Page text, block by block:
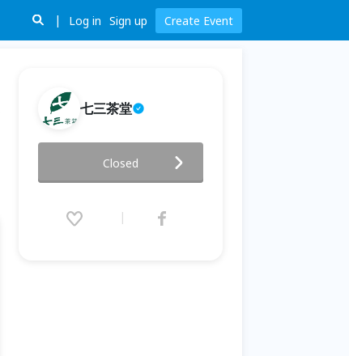
Log in Sign up Create Event
七三茶堂
手做花藝＋心靈繪畫課程
2015.04.05 (Sun) 14:00 - 16:30
Closed